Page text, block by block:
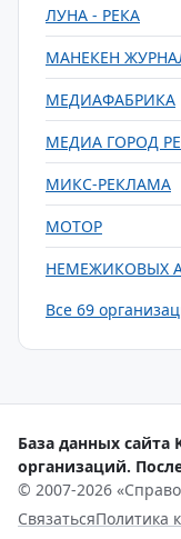
ЛУНА - РЕКА
МАНЕКЕН
МЕДИАФАБРИКА
МЕДИА ГОРОД
МИКС-РЕКЛАМА
МОТОР
НЕМЕЖИКОВЫХ
Все 69
База данных сайта
организаций.
© 2007-2026
СвязатьсяПолитика